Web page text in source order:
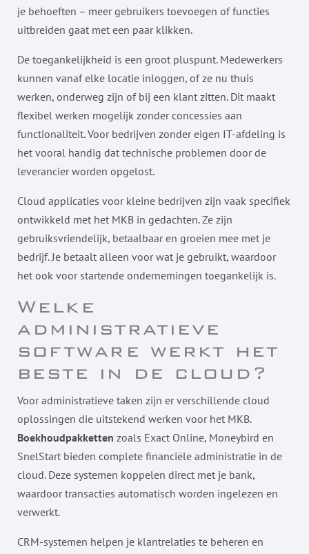
je behoeften – meer gebruikers toevoegen of functies
uitbreiden gaat met een paar klikken.
De toegankelijkheid is een groot pluspunt. Medewerkers
kunnen vanaf elke locatie inloggen, of ze nu thuis
werken, onderweg zijn of bij een klant zitten. Dit maakt
flexibel werken mogelijk zonder concessies aan
functionaliteit. Voor bedrijven zonder eigen IT-afdeling is
het vooral handig dat technische problemen door de
leverancier worden opgelost.
Cloud applicaties voor kleine bedrijven zijn vaak specifiek
ontwikkeld met het MKB in gedachten. Ze zijn
gebruiksvriendelijk, betaalbaar en groeien mee met je
bedrijf. Je betaalt alleen voor wat je gebruikt, waardoor
het ook voor startende ondernemingen toegankelijk is.
Welke
administratieve
software werkt het
beste in de cloud?
Voor administratieve taken zijn er verschillende cloud
oplossingen die uitstekend werken voor het MKB.
Boekhoudpakketten zoals Exact Online, Moneybird en
SnelStart bieden complete financiële administratie in de
cloud. Deze systemen koppelen direct met je bank,
waardoor transacties automatisch worden ingelezen en
verwerkt.
CRM-systemen helpen je klantrelaties te beheren en